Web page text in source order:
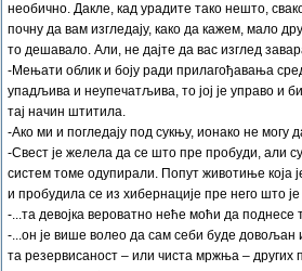
необично. Дакле, кад урадите тако нешто,
почну да вам изгледају, како да кажем, мало
то дешавало. Али, не дајте да вас изглед
-Мењати облик и боју ради прилагођавања
упадљива и неупечатљива, то јој је управо и
тај начин штитила.
-Ако ми и погледају под сукњу, ионако не могу
-Свест је желела да се што пре пробуди, али
систем томе одупирали. Попут животиње
и пробудила се из хибернације пре него што
-...та девојка вероватно неће моћи да поднесе
-...он је више волео да сам себи буде довољан
та резервисаност – или чиста мржња –